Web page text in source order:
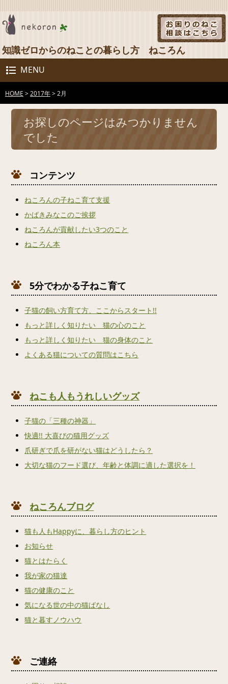
知識ゼロからのねことの暮らし方 ねころん
MENU
HOME >2017年>2月
お探しのページはみつかりません
でした
コンテンツ
ねころんの子ねこ育て支援
かばきみなこのご挨拶
ねころんが貢献したい3つのこと
ねころん本
5分でわかる子ねこ育て
子猫の飼い方育て方、ここからスタート!!
もっと詳しく知りたい 猫の心のこと
もっと詳しく知りたい 猫の身体のこと
よくある猫についての質問はこちら
ねこも人もうれしいグッズ
子猫の「三種の神器」
快適!! 大喜びの猫用グッズ
爪研ぎで爪を研がない猫はどうしたら？
大切な猫のフード選び、年齢と体調に適した選択を！
ねころんブログ
猫も人もHappyに、暮らし方のヒント
お知らせ
猫とはたらく
我が家の猫達
猫の健康のこと
気になる世の中の猫ばなし
猫と暮すノウハウ
ご連絡